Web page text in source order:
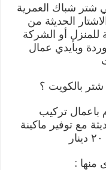
شتر شباك العمرية
الحديثة من
أو الشركة
وبأيدي عمال
بالكويت ؟
باعمال تركيب
مع توفير ماكينة
منها :